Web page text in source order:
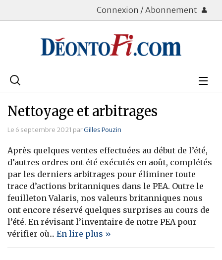
Connexion / Abonnement
Rechercher
Placements
Assurance Vie
Patrimoine
Immobilier
Banque
Nettoyage et arbitrages
Le 6 septembre 2021 parGilles Pouzin
Après quelques ventes effectuées au début de l’été,
d’autres ordres ont été exécutés en août, complétés
par les derniers arbitrages pour éliminer toute
trace d’actions britanniques dans le PEA. Outre le
feuilleton Valaris, nos valeurs britanniques nous
ont encore réservé quelques surprises au cours de
l’été. En révisant l’inventaire de notre PEA pour
vérifier où... En lire plus »